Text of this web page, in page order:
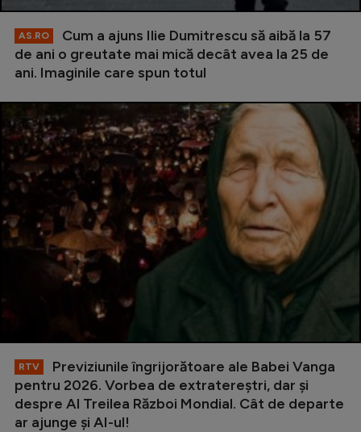
AS.RO
Cum a ajuns Ilie Dumitrescu să aibă la 57
de ani o greutate mai mică decât avea la 25 de
ani. Imaginile care spun totul
RTV
Previziunile îngrijorătoare ale Babei Vanga
pentru 2026. Vorbea de extratereștri, dar și
despre Al Treilea Război Mondial. Cât de departe
ar ajunge și AI-ul!